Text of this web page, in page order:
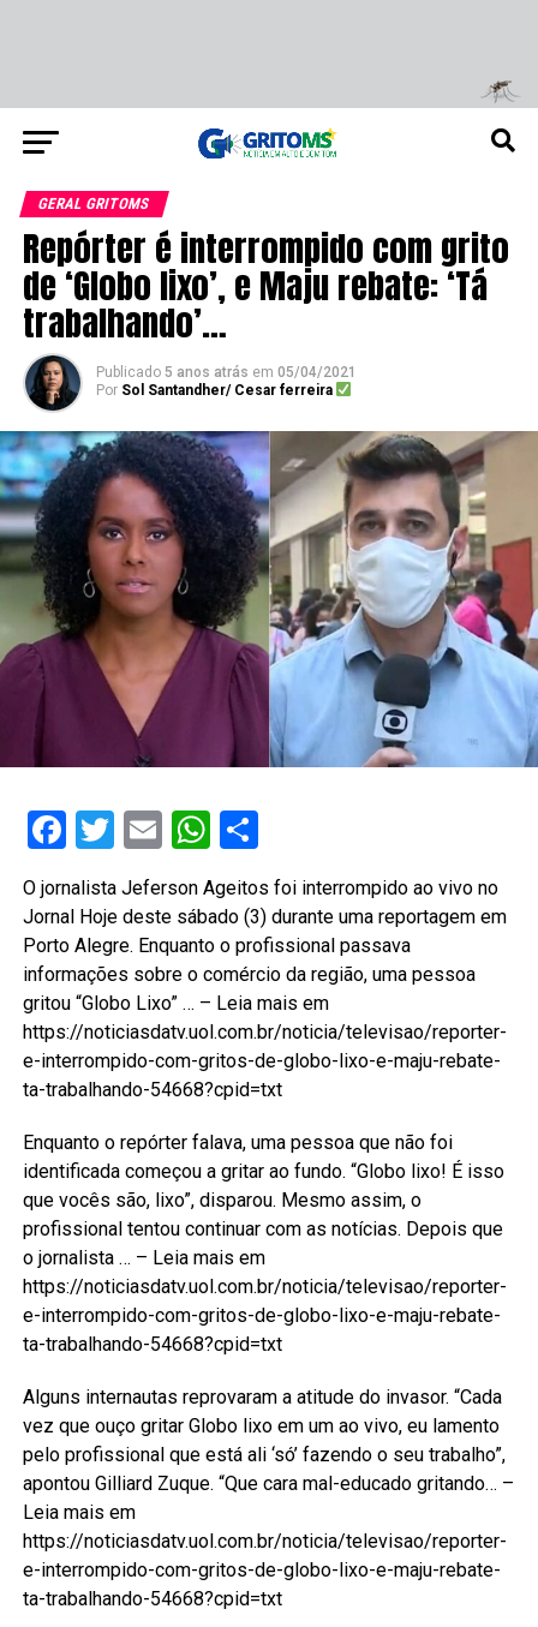
GERAL GRITOMS
Repórter é interrompido com grito
de ‘Globo lixo’, e Maju rebate: ‘Tá
trabalhando’…
Publicado 5 anos atrás em 05/04/2021
Por Sol Santandher/ Cesar ferreira
Facebook
Twitter
EmailWhatsApp
Share
O jornalista Jeferson Ageitos foi interrompido ao vivo no
Jornal Hoje deste sábado (3) durante uma reportagem em
Porto Alegre. Enquanto o profissional passava
informações sobre o comércio da região, uma pessoa
gritou “Globo Lixo” … – Leia mais em
https://noticiasdatv.uol.com.br/noticia/televisao/reporter-
e-interrompido-com-gritos-de-globo-lixo-e-maju-rebate-
ta-trabalhando-54668?cpid=txt
Enquanto o repórter falava, uma pessoa que não foi
identificada começou a gritar ao fundo. “Globo lixo! É isso
que vocês são, lixo”, disparou. Mesmo assim, o
profissional tentou continuar com as notícias. Depois que
o jornalista … – Leia mais em
https://noticiasdatv.uol.com.br/noticia/televisao/reporter-
e-interrompido-com-gritos-de-globo-lixo-e-maju-rebate-
ta-trabalhando-54668?cpid=txt
Alguns internautas reprovaram a atitude do invasor. “Cada
vez que ouço gritar Globo lixo em um ao vivo, eu lamento
pelo profissional que está ali ‘só’ fazendo o seu trabalho”,
apontou Gilliard Zuque. “Que cara mal-educado gritando… –
Leia mais em
https://noticiasdatv.uol.com.br/noticia/televisao/reporter-
e-interrompido-com-gritos-de-globo-lixo-e-maju-rebate-
ta-trabalhando-54668?cpid=txt